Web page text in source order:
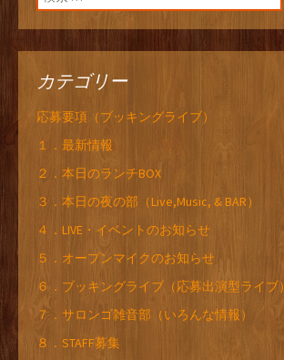
カテゴリー
応募要項（ブッキングライブ）
１．最新情報
２．本日のランチBOX
３．本日の夜の部（Live,Music, & BAR）
４．LIVE・イベントのお知らせ
５．オープンマイクのお知らせ
６．ブッキングライブ（応募出演型ライブ）
７．サロンゴ雑音部（いろんな情報）
８．STAFF募集